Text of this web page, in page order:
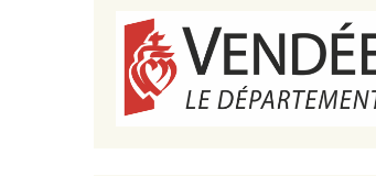
Paysages, affleurements